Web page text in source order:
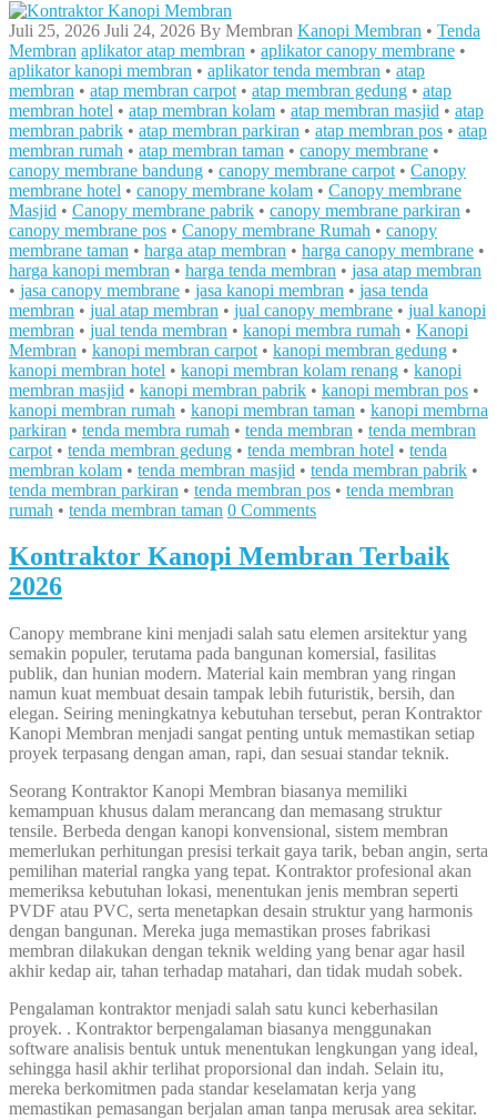
Juli 25, 2026 Juli 24, 2026 By Membran Kanopi Membran • Tenda
Membran aplikator atap membran • aplikator canopy membrane •
aplikator kanopi membran • aplikator tenda membran • atap
membran • atap membran carpot • atap membran gedung • atap
membran hotel • atap membran kolam • atap membran masjid • atap
membran pabrik • atap membran parkiran • atap membran pos • atap
membran rumah • atap membran taman • canopy membrane •
canopy membrane bandung • canopy membrane carpot • Canopy
membrane hotel • canopy membrane kolam • Canopy membrane
Masjid • Canopy membrane pabrik • canopy membrane parkiran •
canopy membrane pos • Canopy membrane Rumah • canopy
membrane taman • harga atap membran • harga canopy membrane •
harga kanopi membran • harga tenda membran • jasa atap membran
• jasa canopy membrane • jasa kanopi membran • jasa tenda
membran • jual atap membran • jual canopy membrane • jual kanopi
membran • jual tenda membran • kanopi membra rumah • Kanopi
Membran • kanopi membran carpot • kanopi membran gedung •
kanopi membran hotel • kanopi membran kolam renang • kanopi
membran masjid • kanopi membran pabrik • kanopi membran pos •
kanopi membran rumah • kanopi membran taman • kanopi membrna
parkiran • tenda membra rumah • tenda membran • tenda membran
carpot • tenda membran gedung • tenda membran hotel • tenda
membran kolam • tenda membran masjid • tenda membran pabrik •
tenda membran parkiran • tenda membran pos • tenda membran
rumah • tenda membran taman 0 Comments
Kontraktor Kanopi Membran Terbaik
2026
Canopy membrane kini menjadi salah satu elemen arsitektur yang
semakin populer, terutama pada bangunan komersial, fasilitas
publik, dan hunian modern. Material kain membran yang ringan
namun kuat membuat desain tampak lebih futuristik, bersih, dan
elegan. Seiring meningkatnya kebutuhan tersebut, peran Kontraktor
Kanopi Membran menjadi sangat penting untuk memastikan setiap
proyek terpasang dengan aman, rapi, dan sesuai standar teknik.
Seorang Kontraktor Kanopi Membran biasanya memiliki
kemampuan khusus dalam merancang dan memasang struktur
tensile. Berbeda dengan kanopi konvensional, sistem membran
memerlukan perhitungan presisi terkait gaya tarik, beban angin, serta
pemilihan material rangka yang tepat. Kontraktor profesional akan
memeriksa kebutuhan lokasi, menentukan jenis membran seperti
PVDF atau PVC, serta menetapkan desain struktur yang harmonis
dengan bangunan. Mereka juga memastikan proses fabrikasi
membran dilakukan dengan teknik welding yang benar agar hasil
akhir kedap air, tahan terhadap matahari, dan tidak mudah sobek.
Pengalaman kontraktor menjadi salah satu kunci keberhasilan
proyek. . Kontraktor berpengalaman biasanya menggunakan
software analisis bentuk untuk menentukan lengkungan yang ideal,
sehingga hasil akhir terlihat proporsional dan indah. Selain itu,
mereka berkomitmen pada standar keselamatan kerja yang
memastikan pemasangan berjalan aman tanpa merusak area sekitar.